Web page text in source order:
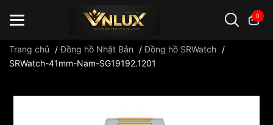
0
Trang chủ /Đồng hồ Nhật Bản /Đồng hồ SRWatch /
SRWatch-41mm-Nam-SG19192.1201